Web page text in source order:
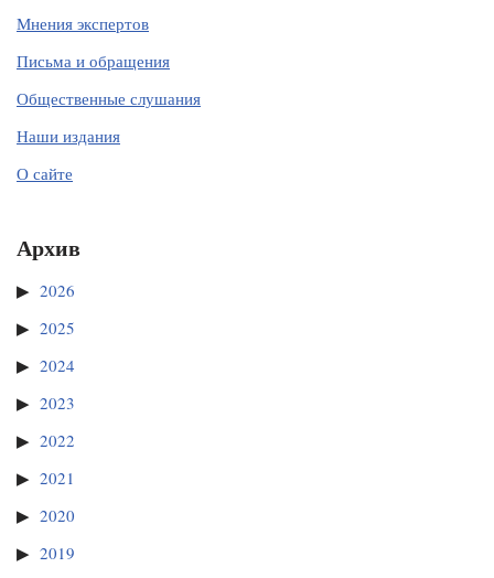
Мнения экспертов
Письма и обращения
Общественные слушания
Наши издания
О сайте
Архив
2026
2025
2024
2023
2022
2021
2020
2019